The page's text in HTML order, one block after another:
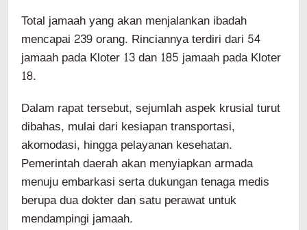
Total jamaah yang akan menjalankan ibadah
mencapai 239 orang. Rinciannya terdiri dari 54
jamaah pada Kloter 13 dan 185 jamaah pada Kloter
18.
Dalam rapat tersebut, sejumlah aspek krusial turut
dibahas, mulai dari kesiapan transportasi,
akomodasi, hingga pelayanan kesehatan.
Pemerintah daerah akan menyiapkan armada
menuju embarkasi serta dukungan tenaga medis
berupa dua dokter dan satu perawat untuk
mendampingi jamaah.